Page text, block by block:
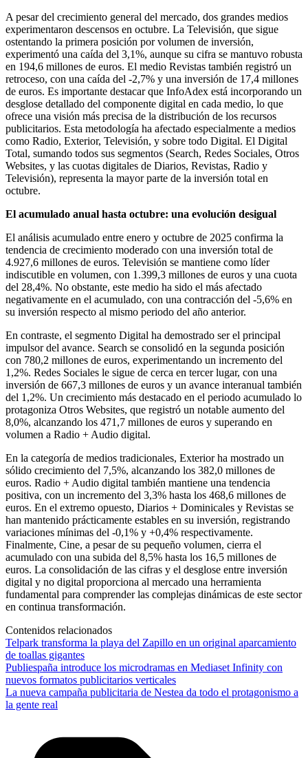
A pesar del crecimiento general del mercado, dos grandes medios
experimentaron descensos en octubre. La Televisión, que sigue
ostentando la primera posición por volumen de inversión,
experimentó una caída del 3,1%, aunque su cifra se mantuvo robusta
en 194,6 millones de euros. El medio Revistas también registró un
retroceso, con una caída del -2,7% y una inversión de 17,4 millones
de euros. Es importante destacar que InfoAdex está incorporando un
desglose detallado del componente digital en cada medio, lo que
ofrece una visión más precisa de la distribución de los recursos
publicitarios. Esta metodología ha afectado especialmente a medios
como Radio, Exterior, Televisión, y sobre todo Digital. El Digital
Total, sumando todos sus segmentos (Search, Redes Sociales, Otros
Websites, y las cuotas digitales de Diarios, Revistas, Radio y
Televisión), representa la mayor parte de la inversión total en
octubre.
El acumulado anual hasta octubre: una evolución desigual
El análisis acumulado entre enero y octubre de 2025 confirma la
tendencia de crecimiento moderado con una inversión total de
4.927,6 millones de euros. Televisión se mantiene como líder
indiscutible en volumen, con 1.399,3 millones de euros y una cuota
del 28,4%. No obstante, este medio ha sido el más afectado
negativamente en el acumulado, con una contracción del -5,6% en
su inversión respecto al mismo periodo del año anterior.
En contraste, el segmento Digital ha demostrado ser el principal
impulsor del avance. Search se consolidó en la segunda posición
con 780,2 millones de euros, experimentando un incremento del
1,2%. Redes Sociales le sigue de cerca en tercer lugar, con una
inversión de 667,3 millones de euros y un avance interanual también
del 1,2%. Un crecimiento más destacado en el periodo acumulado lo
protagoniza Otros Websites, que registró un notable aumento del
8,0%, alcanzando los 471,7 millones de euros y superando en
volumen a Radio + Audio digital.
En la categoría de medios tradicionales, Exterior ha mostrado un
sólido crecimiento del 7,5%, alcanzando los 382,0 millones de
euros. Radio + Audio digital también mantiene una tendencia
positiva, con un incremento del 3,3% hasta los 468,6 millones de
euros. En el extremo opuesto, Diarios + Dominicales y Revistas se
han mantenido prácticamente estables en su inversión, registrando
variaciones mínimas del -0,1% y +0,4% respectivamente.
Finalmente, Cine, a pesar de su pequeño volumen, cierra el
acumulado con una subida del 8,5% hasta los 16,5 millones de
euros. La consolidación de las cifras y el desglose entre inversión
digital y no digital proporciona al mercado una herramienta
fundamental para comprender las complejas dinámicas de este sector
en continua transformación.
Contenidos relacionados
Telpark transforma la playa del Zapillo en un original aparcamiento
de toallas gigantes
Publiespaña introduce los microdramas en Mediaset Infinity con
nuevos formatos publicitarios verticales
La nueva campaña publicitaria de Nestea da todo el protagonismo a
la gente real